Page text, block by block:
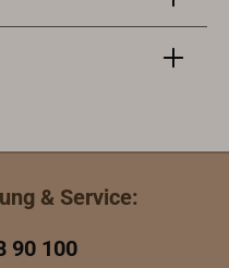
& Service:
90 100